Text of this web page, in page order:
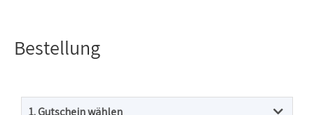
Bestellung